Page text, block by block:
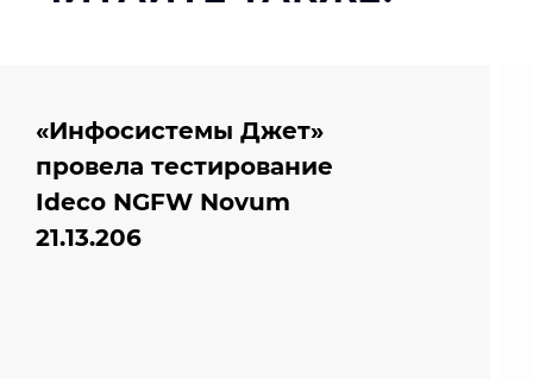
«Инфосистемы Джет»
провела тестирование
Ideco NGFW Novum
21.13.206